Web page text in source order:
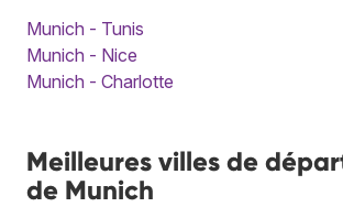
Munich - Tunis
Munich - Nice
Munich - Charlotte
Meilleures villes de
de Munich